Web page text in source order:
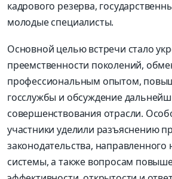
кадрового резерва,
молодые специалисты.
Основной целью встречи стало
преемственности поколений,
профессиональным опытом,
госслужбы и обсуждение
совершенствования отрасли.
участники уделили разъяснению
законодательства, направленного
системы, а также вопросам